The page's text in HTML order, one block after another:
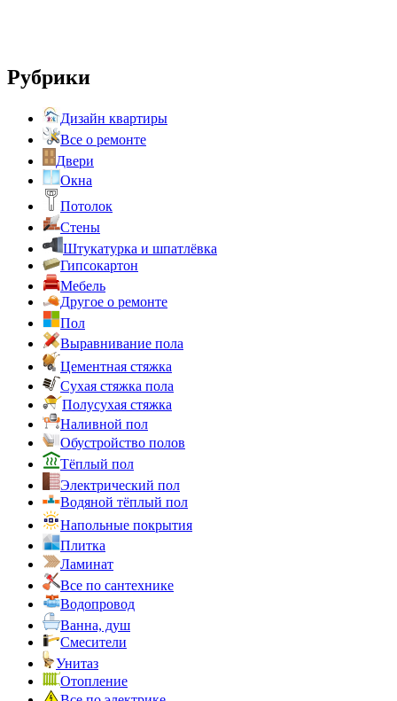
Рубрики
Дизайн квартиры
Все о ремонте
Двери
Окна
Потолок
Стены
Штукатурка и шпатлёвка
Гипсокартон
Мебель
Другое о ремонте
Пол
Выравнивание пола
Цементная стяжка
Сухая стяжка пола
Полусухая стяжка
Наливной пол
Обустройство полов
Тёплый пол
Электрический пол
Водяной тёплый пол
Напольные покрытия
Плитка
Ламинат
Все по сантехнике
Водопровод
Ванна, душ
Смесители
Унитаз
Отопление